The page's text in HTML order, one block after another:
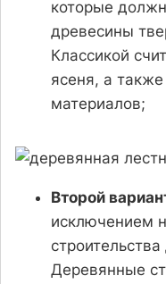
которые
древесины
Классикой
ясеня, а
материалов;
Второй
исключением
Деревянные